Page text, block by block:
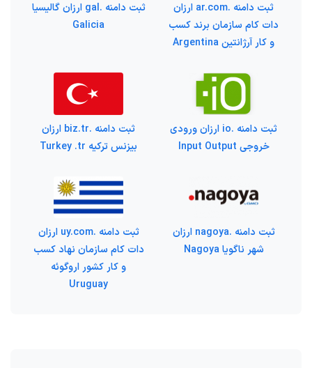
ثبت دامنه .ar.com ارزان
دات کام سازمان برند کسب
و کار آرژانتین Argentina
ثبت دامنه .gal ارزان گالیسیا
Galicia
ثبت دامنه .io ارزان ورودی
خروجی Input Output
ثبت دامنه .biz.tr ارزان
بیزنس ترکیه Turkey .tr
ثبت دامنه .nagoya ارزان
شهر ناگویا Nagoya
ثبت دامنه .uy.com ارزان
دات کام سازمان نهاد کسب
و کار کشور اروگوئه
Uruguay